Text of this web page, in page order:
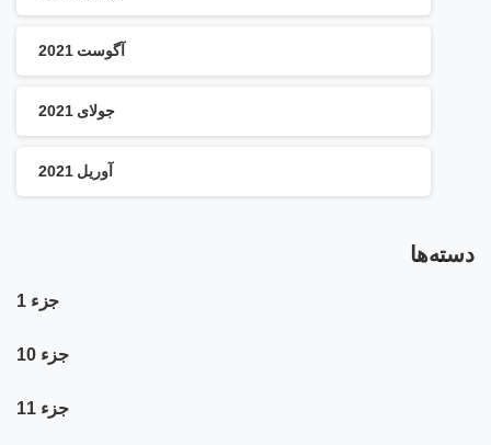
آگوست 2021
جولای 2021
آوریل 2021
دسته‌ها
جزء 1
جزء 10
جزء 11